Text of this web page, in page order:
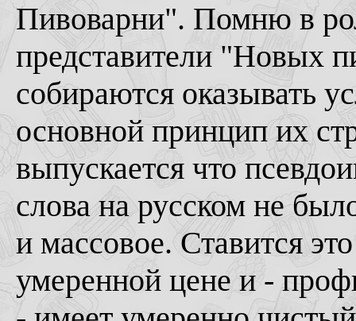
Пивоварни". Помню в
представители "Новых
собираются оказывать
основной принцип их
выпускается что
слова на русском не
и массовое. Ставится
умеренной цене и -